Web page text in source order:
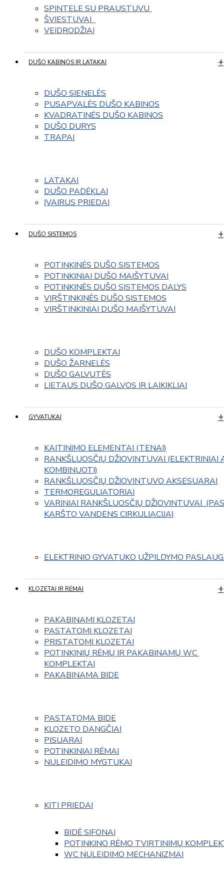
SPINTELE SU PRAUSTUVU
ŠVIESTUVAI
VEIDRODŽIAI
DUŠO KABINOS IR LATAKAI
DUŠO SIENELĖS
PUSAPVALĖS DUŠO KABINOS
KVADRATINĖS DUŠO KABINOS
DUŠO DURYS
TRAPAI
LATAKAI
DUŠO PADĖKLAI
ĮVAIRUS PRIEDAI
DUŠO SISTEMOS
POTINKINĖS DUŠO SISTEMOS
POTINKINIAI DUŠO MAIŠYTUVAI
POTINKINĖS DUŠO SISTEMOS DALYS
VIRŠTINKINĖS DUŠO SISTEMOS
VIRŠTINKINIAI DUŠO MAIŠYTUVAI
DUŠO KOMPLEKTAI
DUŠO ŽARNELĖS
DUŠO GALVUTĖS
LIETAUS DUŠO GALVOS IR LAIKIKLIAI
GYVATUKAI
KAITINIMO ELEMENTAI (TENAI)
RANKŠLUOSČIŲ DŽIOVINTUVAI (ELEKTRINIAI
KOMBINUOTI)
RANKŠLUOSČIŲ DŽIOVINTUVO AKSESUARAI
TERMOREGULIATORIAI
VARINIAI RANKŠLUOSČIŲ DŽIOVINTUVAI
KARŠTO VANDENS CIRKULIACIJA)
ELEKTRINIO GYVATUKO UŽPILDYMO
KLOZETAI IR RĖMAI
PAKABINAMI KLOZETAI
PASTATOMI KLOZETAI
PRISTATOMI KLOZETAI
POTINKINIŲ RĖMŲ IR PAKABINAMŲ WC
KOMPLEKTAI
PAKABINAMA BIDE
PASTATOMA BIDE
KLOZETO DANGČIAI
PISUARAI
POTINKINIAI RĖMAI
NULEIDIMO MYGTUKAI
KITI PRIEDAI
BIDĖ SIFONAI
POTINKINO RĖMO TVIRTINIMŲ
WC NULEIDIMO MECHANIZMAI